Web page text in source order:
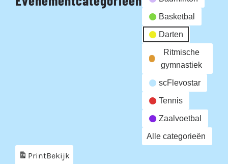
Basketbal
Darten
Ritmische
gymnastiek
scFlevostar
Tennis
Zaalvoetbal
Alle categorieën
PrintBekijk